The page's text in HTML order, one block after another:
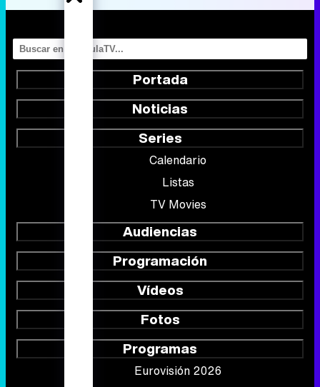
Portada
Noticias
Series
Calendario
Listas
TV Movies
Audiencias
Programación
Vídeos
Fotos
Programas
Eurovisión 2026